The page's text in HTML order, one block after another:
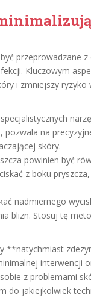
przeprowadzane
Kluczowym
i zmniejszy
pozwala na
skóry.
powinien być
z boku
nadmiernego
blizn. Stosuj tę
**natychmiast
interwencji
z problemami
do jakiejkolwiek